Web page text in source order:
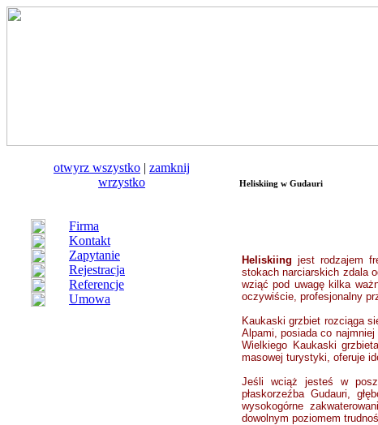
otwуrz wszystko | zamknij
wrzystko
Firma
Kontakt
Zapytanie
Rejestracja
Referencje
Umowa
Heliskiing w Gudauri
Heliskiingjestrodzajem
stokach narciarskich zdala
wziąć pod uwagę kilka
oczywiście, profesjonalny
Kaukaski grzbiet rozciąga
Alpami, posiada co
Wielkiego Kaukaski
masowej turystyki, oferuje
Jeśli wciąż jesteś w
płaskorzeźba Gudauri,
wysokogórne
dowolnym poziomem